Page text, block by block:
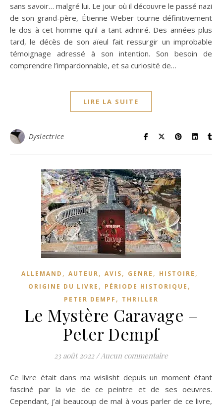
sans savoir… malgré lui. Le jour où il découvre le passé nazi
de son grand-père, Étienne Weber tourne définitivement
le dos à cet homme qu’il a tant admiré. Des années plus
tard, le décès de son aïeul fait ressurgir un improbable
témoignage adressé à son intention. Son besoin de
comprendre l’impardonnable, et sa curiosité de…
LIRE LA SUITE
Dyslectrice
ALLEMAND , AUTEUR, AVIS, GENRE , HISTOIRE ,
ORIGINE DU LIVRE , PÉRIODE HISTORIQUE ,
PETER DEMPF , THRILLER
Le Mystère Caravage –
Peter Dempf
23 août 2022 /Aucun commentaire
Ce livre était dans ma wislisht depuis un moment étant
fasciné par la vie de ce peintre et de ses oeuvres.
Cependant, j’ai beaucoup de mal à vous parler de ce livre,